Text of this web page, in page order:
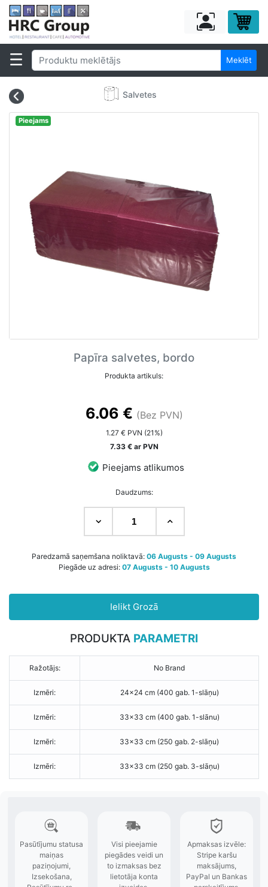
Meklēt
Salvetes
Pieejams
Papīra salvetes, bordo
Produkta artikuls:
6.06 € (Bez PVN)
1.27 € PVN (21%)
7.33 € ar PVN
Pieejams atlikumos
Daudzums:
Paredzamā saņemšana noliktavā: 06 Augusts - 09 Augusts
Piegāde uz adresi: 07 Augusts - 10 Augusts
Ielikt Grozā
PRODUKTA PARAMETRI
Ražotājs: No Brand
Izmēri: 24x24 cm (400 gab. 1-slāņu)
Izmēri: 33x33 cm (400 gab. 1-slānu)
Izmēri: 33x33 cm (250 gab. 2-slāņu)
Izmēri: 33x33 cm (250 gab. 3-slāņu)